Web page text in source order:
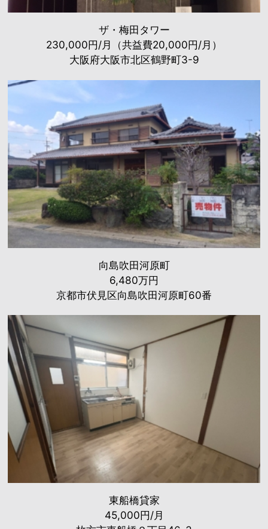
ザ・梅田タワー
230,000円/月（共益費20,000円/月）
大阪府大阪市北区鶴野町3-9
向島吹田河原町
6,480万円
京都市伏見区向島吹田河原町60番
東船橋貸家
45,000円/月